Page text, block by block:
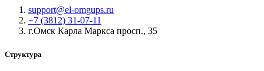
support@el-omgups.ru
+7 (3812) 31-07-11
г.Омск Карла Маркса просп., 35
Структура